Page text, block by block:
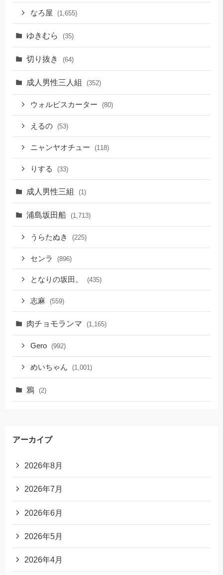
なろ屋 (1,655)
ゆきむら (35)
切り抜き (64)
成人男性三人組 (352)
ウォルピスカーター (80)
えるの (53)
ニャンヤオチュー (118)
りする (33)
成人男性三組 (1)
浦島坂田船 (1,713)
うらたぬき (225)
センラ (896)
となりの坂田。 (435)
志麻 (559)
肉チョモランマ (1,165)
Gero (992)
めいちゃん (1,001)
鴉 (2)
アーカイブ
2026年8月
2026年7月
2026年6月
2026年5月
2026年4月